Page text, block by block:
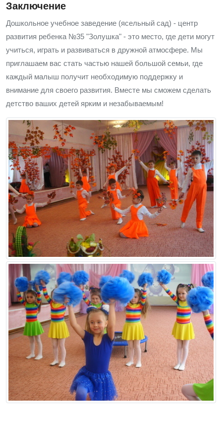
Заключение
Дошкольное учебное заведение (ясельный сад) - центр
развития ребенка №35 "Золушка" - это место, где дети могут
учиться, играть и развиваться в дружной атмосфере. Мы
приглашаем вас стать частью нашей большой семьи, где
каждый малыш получит необходимую поддержку и
внимание для своего развития. Вместе мы сможем сделать
детство ваших детей ярким и незабываемым!